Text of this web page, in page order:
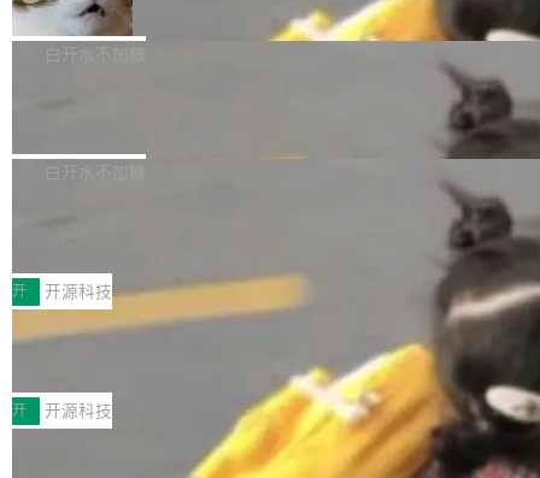
撑庞大支出的资金来源却呈现出截然不同的面
貌。数据显示，微软和 Meta 主要依托充沛的经
sh | bash 安装一个能在大项目里自动规划、写
代码、验证结果的 AI 终端工具。 据介绍，Muse
个主 agent 循环，外加一组后台 agent。这些后
准 AI 能力认知
机器出题的前提，是让机器拥有全局视野。整个
构建流程可以分为四个环节：建图 → 控制难度
白开水不加糖
库，并将作为transport接入Mooncake TENT。
MPComm将作为一种传输引擎接入Mooncake T
ENT，实现零拷贝传输性能提升30%、非零拷贝
传输性能最高提升5倍。UCL-MPComm底层基
于自研UCL-Engine通信引擎，后续腾讯网平将
持续开源更多基于UCL-Engine的高性能通信组
件。 腾讯网平团队在UCL-MPComm中实现了一
个独立于业务线程的全局通信引擎（Engine），
白开水不加糖
型案例入选名单》，深信服“面向企业研发场景的
开源 AI 编程平台 CoStrict 应用”凭借卓越的技术
创新与落地成效成功入选。 全链路私有化部署，
助力企业AI研发安全落地 当前，越来越多企业已
经开始引入 AI Coding 工具，通过调用公有云模
型或企业内部部署模型提升研发效率。但随着 AI
Coding 从个人辅助工具逐步走向团队级、组织
开 开源科技
深信服AI算力网关入选工信部人工智能
前不久，工业和信息化部正式发布《2025年人工
智能应用典型案例名单》，集中展示人工智能在
各领域的应用成果，覆盖技术底座、行业赋能、
产品应用、支撑保障、专题等五大方向。深信服
开 开源科技
Jeff Dean 离开 Google：一个时代的结